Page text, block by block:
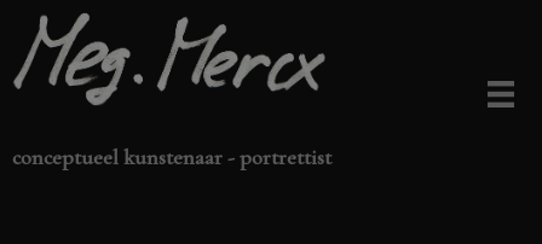
naar
de
conceptueel kunstenaar - portrettist